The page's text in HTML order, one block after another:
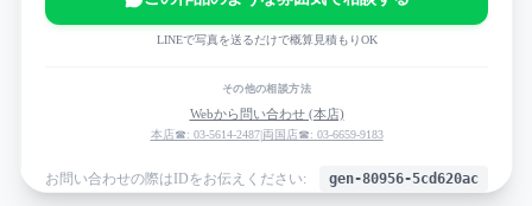
LINEで写真を送るだけで概算見積もりOK
その他の相談方法
Webから問い合わせ (本店)
本店☎: 03-5614-2487|両国店☎: 03-6659-9183
お問い合わせの際はIDをお伝えください: gen-80956-5cd620ac